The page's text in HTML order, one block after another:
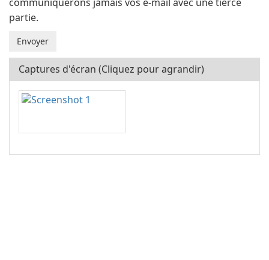
partie.
Captures d'écran (Cliquez pour agrandir)